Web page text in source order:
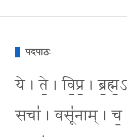
पदपाठः
ये । ते॒ । वि॒प्र॒ ।
सचा॑ । वसू॑नाम् । च॒